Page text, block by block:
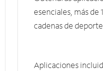
esenciales, más de
cadenas de
Aplicaciones